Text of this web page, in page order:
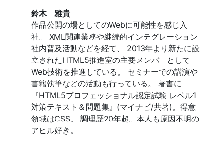
鈴木 雅貴
作品公開の場としてのWebに可能性を感じ入
社。 XML関連業務や継続的インテグレーション
社内普及活動などを経て、 2013年より新たに設
立されたHTML5推進室の主要メンバーとして
Web技術を推進している。 セミナーでの講演や
書籍執筆などの活動も行っている。 著書に
『HTML5プロフェッショナル認定試験 レベル1
対策テキスト＆問題集』(マイナビ/共著)。得意
領域はCSS。 調理歴20年超。本人も原因不明の
アヒル好き。